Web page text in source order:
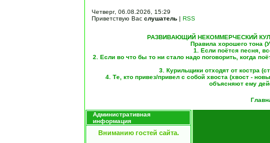
Четверг, 06.08.2026, 15:29
Приветствую Вас слушатель | RSS
РАЗВИВАЮЩИЙ НЕКОММЕРЧЕСКИЙ
Правила хорошего тона
1. Если поётся песня,
2. Если во что бы то ни стало надо поговорить, когда
3. Курильщики отходят от костра
4. Те, кто привез/привел с собой хвоста (хвост -
объясняют ему
Административная
информация
Вниманию гостей сайта.